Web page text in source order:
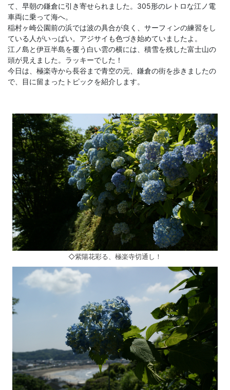
て、早朝の鎌倉に引き寄せられました。305形のレトロな江ノ電
車両に乗って海へ。
稲村ヶ崎公園前の浜では波の具合が良く、サーフィンの練習をし
ている人がいっぱい。アジサイも色づき始めていましたよ。
江ノ島と伊豆半島を覆う白い雲の横には、積雪を残した富士山の
頭が見えました。ラッキーでした！
今日は、極楽寺から長谷まで青空の元、鎌倉の街を歩きましたの
で、目に留まったトピックを紹介します。
◇紫陽花彩る、極楽寺切通し！